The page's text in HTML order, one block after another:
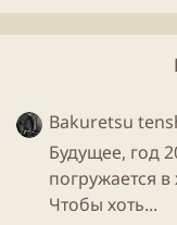
Bakuretsu
Будущее, год
погружается в
Чтобы хоть...